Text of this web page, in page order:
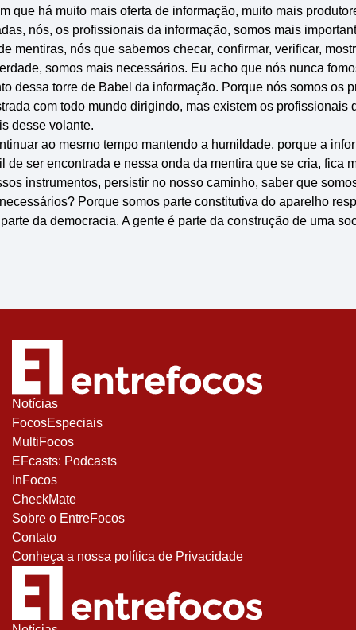
que há muito mais oferta de informação, muito mais
nós, os profissionais da informação, somos mais
mentiras, nós que sabemos checar, confirmar, verificar,
somos mais necessários. Eu acho que nós nunca
dessa torre de Babel da informação. Porque nós somos os
com todo mundo dirigindo, mas existem os profissionais
desse volante.
ao mesmo tempo mantendo a humildade, porque a
de ser encontrada e nessa onda da mentira que se cria, fica
instrumentos, persistir no nosso caminho, saber que
Porque somos parte constitutiva do aparelho
da democracia. A gente é parte da construção de uma
Notícias
FocosEspeciais
MultiFocos
EFcasts: Podcasts
InFocos
CheckMate
Sobre o EntreFocos
Contato
Conheça a nossa política de Privacidade